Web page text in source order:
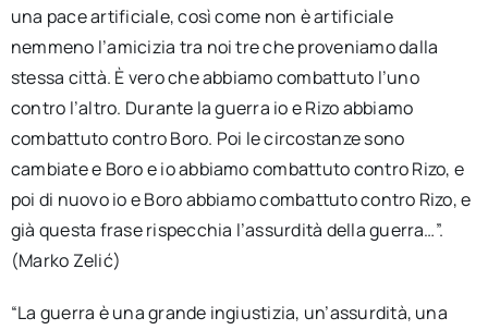
una pace artificiale, così come non è artificiale
nemmeno l’amicizia tra noi tre che proveniamo dalla
stessa città. È vero che abbiamo combattuto l’uno
contro l’altro. Durante la guerra io e Rizo abbiamo
combattuto contro Boro. Poi le circostanze sono
cambiate e Boro e io abbiamo combattuto contro Rizo, e
poi di nuovo io e Boro abbiamo combattuto contro Rizo, e
già questa frase rispecchia l’assurdità della guerra…”.
(Marko Zelić)
“La guerra è una grande ingiustizia, un’assurdità, una